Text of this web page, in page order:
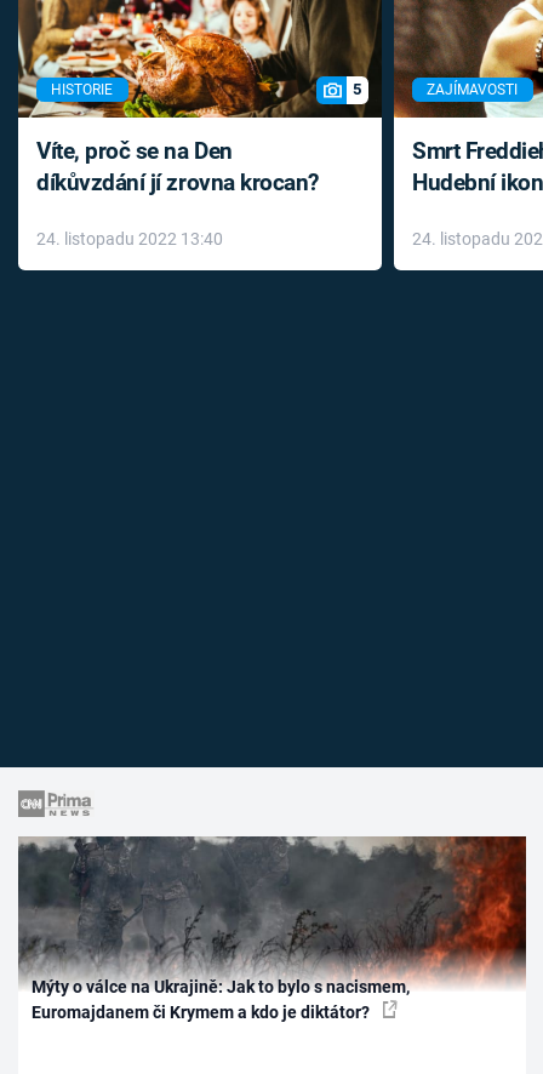
HISTORIE 5
Víte, proč se na Den
díkůvzdání jí zrovna krocan?
24. listopadu 2022 13:40
ZAJÍMAVOSTI
Smrt
Hudební
léky
24. listopadu
Mýty o válce na Ukrajině: Jak to bylo s nacismem,
Euromajdanem či Krymem a kdo je diktátor?